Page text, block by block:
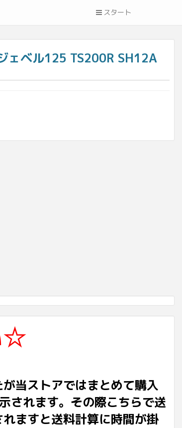
スタート
ェベル125 TS200R SH12A
☆
当ストアではまとめて購入
されます。その際こちらで送
ますと送料計算に時間が掛